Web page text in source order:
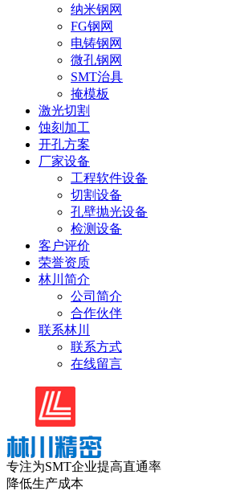
纳米钢网
FG钢网
电铸钢网
微孔钢网
SMT治具
掩模板
激光切割
蚀刻加工
开孔方案
厂家设备
工程软件设备
切割设备
孔壁抛光设备
检测设备
客户评价
荣誉资质
林川简介
公司简介
合作伙伴
联系林川
联系方式
在线留言
专注为SMT企业提高直通率
降低生产成本